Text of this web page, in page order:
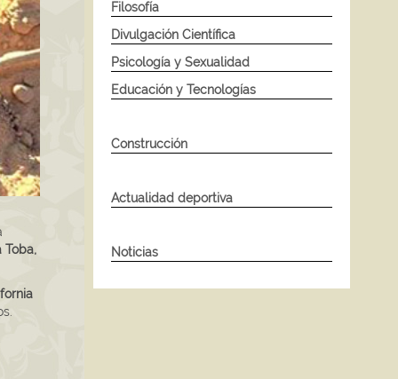
Toba,
Filosofía
Divulgación Científica
Psicología y Sexualidad
Educación y Tecnologías
Construcción
Actualidad deportiva
Noticias